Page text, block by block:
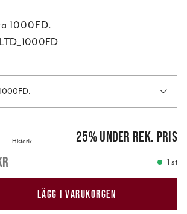
1000FD.
kr 1 999,00 kr
Historik 25%under rek. pris
1 st
LÄGG I VARUKORGEN